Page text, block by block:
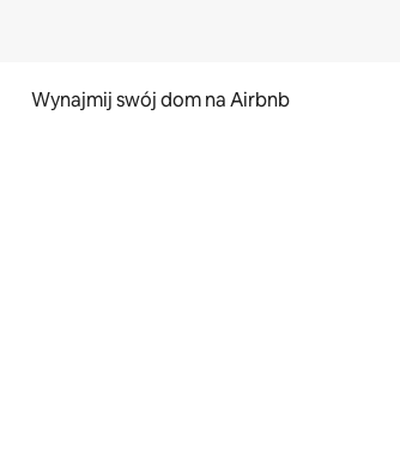
Wynajmij swój dom na Airbnb